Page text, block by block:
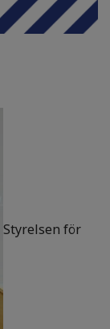
Styrelsen för